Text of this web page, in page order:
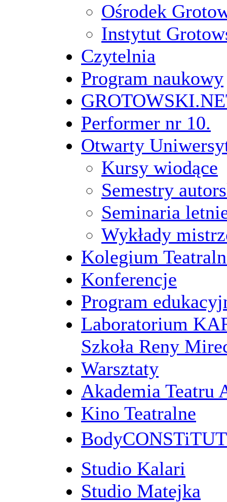
Ośrodek
Instytut
Czytelnia
Program naukowy
Performer nr 10.
Otwarty
Kursy wiodące
Semestry
Seminaria
Wykłady
Kolegium
Konferencje
Program
Laboratorium
Szkoła Reny
Warsztaty
Akademia Teatru
Kino Teatralne
Studio Kalari
Studio Matejka